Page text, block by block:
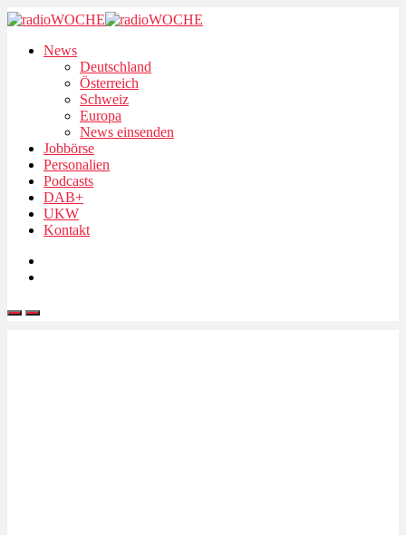
News
Deutschland
Österreich
Schweiz
Europa
News einsenden
Jobbörse
Personalien
Podcasts
DAB+
UKW
Kontakt